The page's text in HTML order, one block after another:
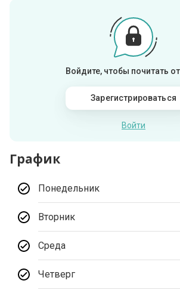
Войдите, чтобы почитать
Зарегистрироваться
Войти
График
Понедельник
Вторник
Среда
Четверг